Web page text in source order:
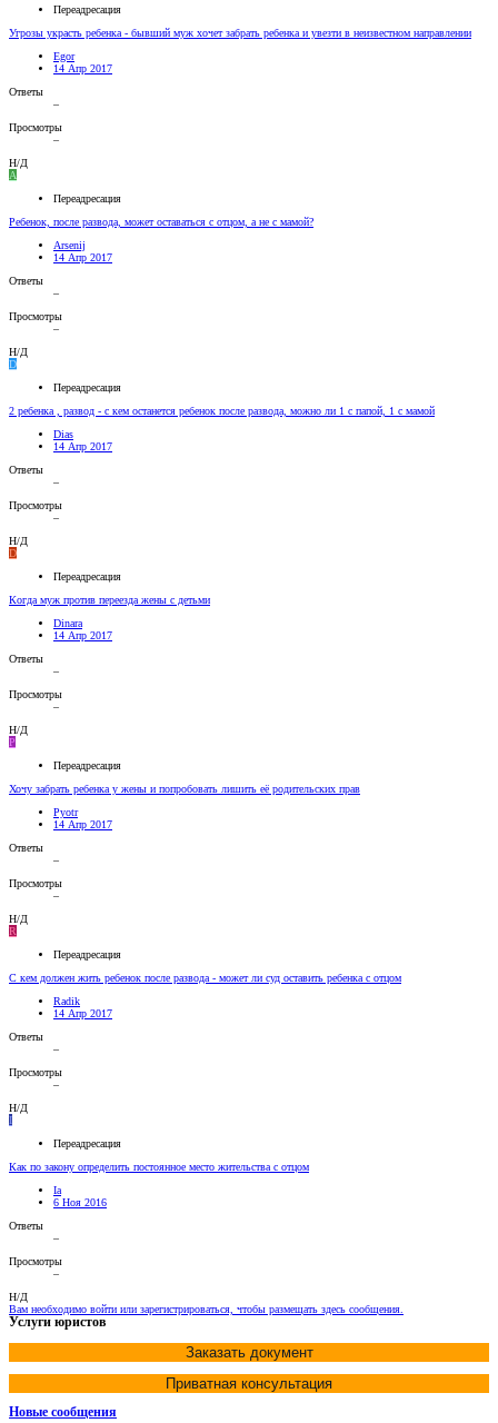
Переадресация
Угрозы украсть ребенка - бывший муж хочет забрать ребенка и увезти в неизвестном направлении
Egor
14 Апр 2017
Ответы
–
Просмотры
–
Н/Д
A
Переадресация
Ребенок, после развода, может оставаться с отцом, а не с мамой?
Arsenij
14 Апр 2017
Ответы
–
Просмотры
–
Н/Д
D
Переадресация
2 ребенка , развод - с кем останется ребенок после развода, можно ли 1 с папой, 1 с мамой
Dias
14 Апр 2017
Ответы
–
Просмотры
–
Н/Д
D
Переадресация
Когда муж против переезда жены с детьми
Dinara
14 Апр 2017
Ответы
–
Просмотры
–
Н/Д
P
Переадресация
Хочу забрать ребенка у жены и попробовать лишить её родительских прав
Pyotr
14 Апр 2017
Ответы
–
Просмотры
–
Н/Д
R
Переадресация
С кем должен жить ребенок после развода - может ли суд оставить ребенка с отцом
Radik
14 Апр 2017
Ответы
–
Просмотры
–
Н/Д
I
Переадресация
Как по закону определить постоянное место жительства с отцом
Ia
6 Ноя 2016
Ответы
–
Просмотры
–
Н/Д
Вам необходимо войти или зарегистрироваться, чтобы размещать здесь сообщения.
Услуги юристов
Заказать документ
Приватная консультация
Новые сообщения